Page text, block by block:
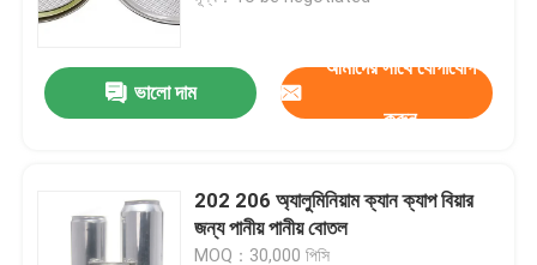
ভালো দাম
আমাদের সাথে যোগাযোগ
করুন
202 206 অ্যালুমিনিয়াম ক্যান ক্যাপ বিয়ার
জন্য পানীয় পানীয় বোতল
MOQ：30,000 পিসি